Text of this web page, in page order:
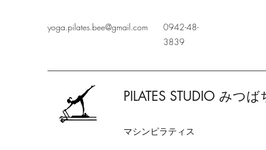
yoga.pilates.bee@gmail.com
0942-48-
3839
PILATES STUDIO みつば
​マシンピラティス